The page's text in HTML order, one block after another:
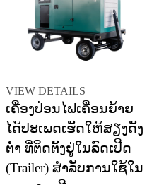
VIEW DETAILS
ເຄື່ອງປ່ອນໄຟເຄື່ອນຍ້າຍ
ໄດ້ປະເພດເຮັດໃຫ້ສຽງດັງ
ຕ່ຳ ທີ່ຕິດຕັ້ງຢູ່ໃນລົດເປີດ
(Trailer) ສຳລັບການໃຊ້ໃນ